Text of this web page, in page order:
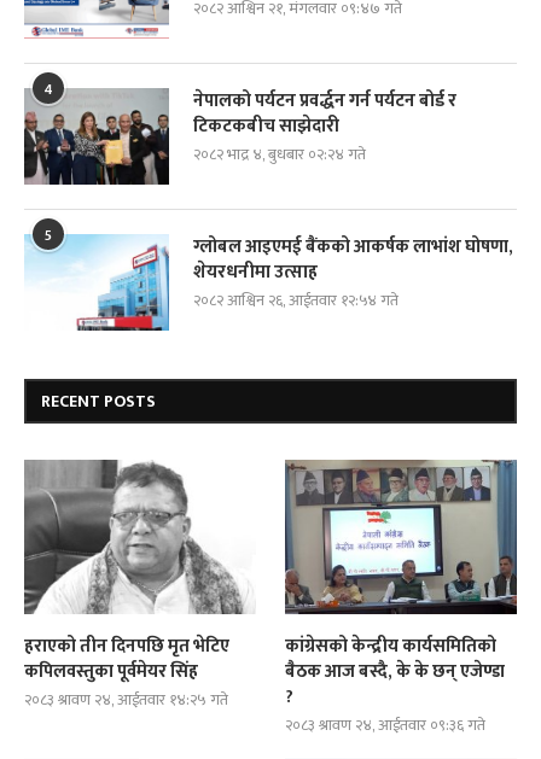
२०८२ आश्विन २१, मंगलवार ०९:४७ गते
4
नेपालको पर्यटन प्रवर्द्धन गर्न पर्यटन बोर्ड र
टिकटकबीच साझेदारी
२०८२ भाद्र ४, बुधबार ०२:२४ गते
5
ग्लोबल आइएमई बैंकको आकर्षक लाभांश घोषणा,
शेयरधनीमा उत्साह
२०८२ आश्विन २६, आईतवार १२:५४ गते
RECENT POSTS
हराएको तीन दिनपछि मृत भेटिए
कपिलवस्तुका पूर्वमेयर सिंह
२०८३ श्रावण २४, आईतवार १४:२५ गते
कांग्रेसको केन्द्रीय कार्यसमितिको
बैठक आज बस्दै, के के छन् एजेण्डा
?
२०८३ श्रावण २४, आईतवार ०९:३६ गते